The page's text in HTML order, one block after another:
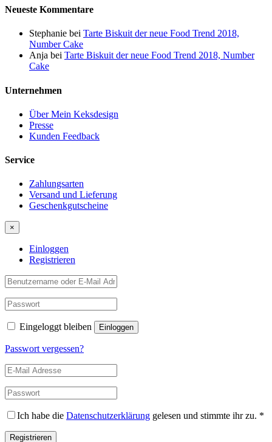
Neueste Kommentare
Stephanie bei Tarte Biskuit der neue Food Trend 2018,
Number Cake
Anja bei Tarte Biskuit der neue Food Trend 2018, Number
Cake
Unternehmen
Über Mein Keksdesign
Presse
Kunden Feedback
Service
Zahlungsarten
Versand und Lieferung
Geschenkgutscheine
×
Einloggen
Registrieren
Eingeloggt bleiben
Passwort vergessen?
Ich habe die Datenschutzerklärung gelesen und stimmte ihr zu. *